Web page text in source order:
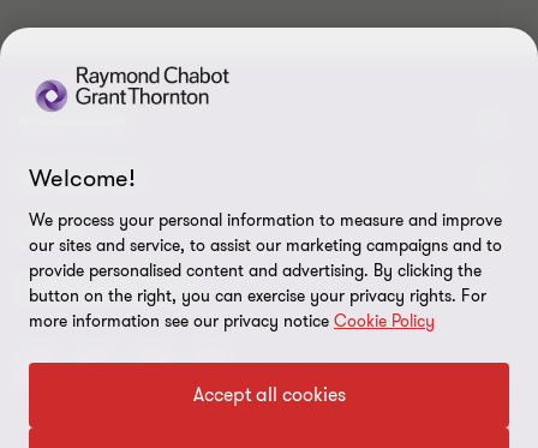
Qui sommes-nous
Événements et webinaires
Responsabilité sociale d’entreprise (RSE)
Services
Carrières
Gouvernance
ACTUALITÉS
Nouvelles / communiqués
Dans les médias
Réalisations
LÉGAL
Notes légales
Politique de confidentialité
Politique sur l’utilisation des fichiers témoins
Paramètres des témoins
CONNECTEZ SUR
Welcome!
We process your personal information to measure and improve
our sites and service, to assist our marketing campaigns and to
provide personalised content and advertising. By clicking the
button on the right, you can exercise your privacy rights. For
more information see our privacy notice Cookie Policy
Accept all cookies